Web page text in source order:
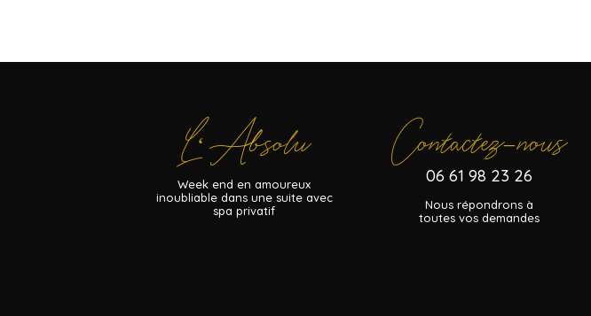
L‘Absolu
Week end en amoureux
inoubliable dans une suite avec
spa privatif
Contactez–nous
06 61 98 23 26
Nous répondrons à
toutes vos demandes